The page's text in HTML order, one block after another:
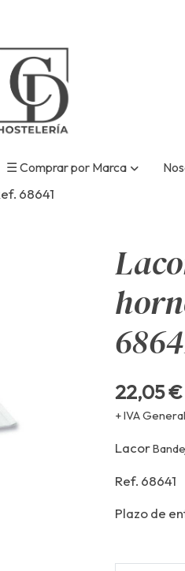
☰ Comprar por Marca
68641
22,05 €
+ IVA
Lacor
Ref. 68641
Plazo de